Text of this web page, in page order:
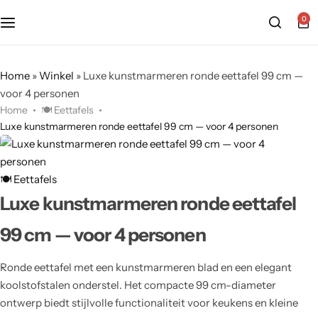
0
Home »Winkel » Luxe kunstmarmeren ronde eettafel 99 cm —
voor 4 personen
Home
🍽️ Eettafels
Luxe kunstmarmeren ronde eettafel 99 cm — voor 4 personen
🍽️ Eettafels
Luxe kunstmarmeren ronde eettafel
99 cm — voor 4 personen
Ronde eettafel met een kunstmarmeren blad en een elegant
koolstofstalen onderstel. Het compacte 99 cm-diameter
ontwerp biedt stijlvolle functionaliteit voor keukens en kleine